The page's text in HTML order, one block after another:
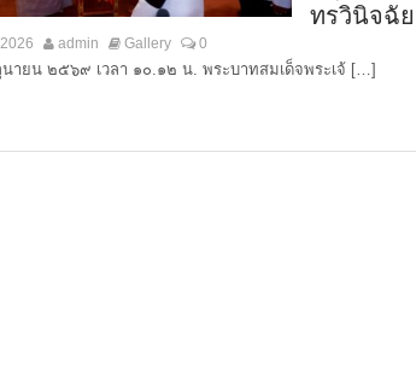
ทรวินิจฉั
admin Gallery 0
ายน ๒๕๖๙ เวลา ๑๐.๑๒ น. พระบาทสมเด็จพระเจ้ […]